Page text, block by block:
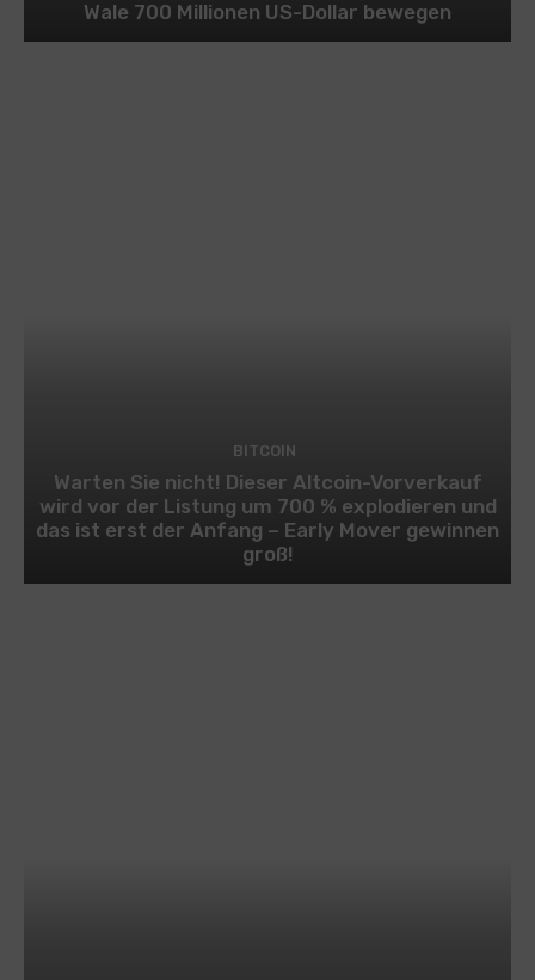
Wale 700 Millionen US-Dollar bewegen
BITCOIN
Warten Sie nicht! Dieser Altcoin-Vorverkauf
wird vor der Listung um 700 % explodieren und
das ist erst der Anfang – Early Mover gewinnen
groß!